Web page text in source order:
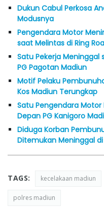
Dukun Cabul Perkosa
Modusnya
Pengendara Motor
saat Melintas di Ring
Satu Pekerja Meninggal
PG Pagotan Madiun
Motif Pelaku
Kos Madiun Terungkap
Satu Pengendara
Depan PG Kanigoro
Diduga Korban
Ditemukan Meninggal
TAGS: kecelakaan madiun
polres madiun